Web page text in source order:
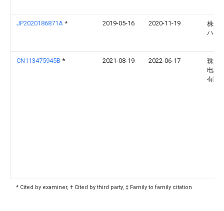
JP2020186871A * 2019-05-16 2020-11-19
株式
ハー
CN113475945B * 2021-08-19 2022-06-17
珠海
电器
有限
* Cited by examiner, † Cited by third party, ‡ Family to family citation